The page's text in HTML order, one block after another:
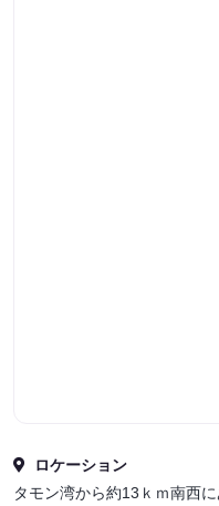
ロケーション
タモン湾から約13ｋｍ南西